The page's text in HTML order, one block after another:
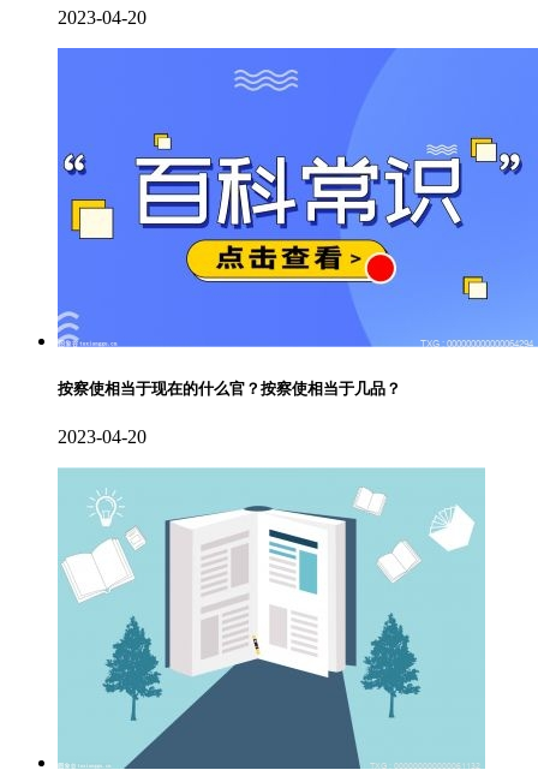
2023-04-20
按察使相当于现在的什么官？按察使相当于几品？
2023-04-20